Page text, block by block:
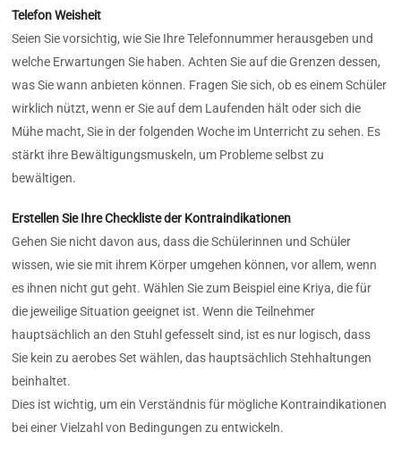
Telefon Weisheit
Seien Sie vorsichtig, wie Sie Ihre Telefonnummer herausgeben und
welche Erwartungen Sie haben. Achten Sie auf die Grenzen dessen,
was Sie wann anbieten können. Fragen Sie sich, ob es einem Schüler
wirklich nützt, wenn er Sie auf dem Laufenden hält oder sich die
Mühe macht, Sie in der folgenden Woche im Unterricht zu sehen. Es
stärkt ihre Bewältigungsmuskeln, um Probleme selbst zu
bewältigen.
Erstellen Sie Ihre Checkliste der Kontraindikationen
Gehen Sie nicht davon aus, dass die Schülerinnen und Schüler
wissen, wie sie mit ihrem Körper umgehen können, vor allem, wenn
es ihnen nicht gut geht. Wählen Sie zum Beispiel eine Kriya, die für
die jeweilige Situation geeignet ist. Wenn die Teilnehmer
hauptsächlich an den Stuhl gefesselt sind, ist es nur logisch, dass
Sie kein zu aerobes Set wählen, das hauptsächlich Stehhaltungen
beinhaltet.
Dies ist wichtig, um ein Verständnis für mögliche Kontraindikationen
bei einer Vielzahl von Bedingungen zu entwickeln.